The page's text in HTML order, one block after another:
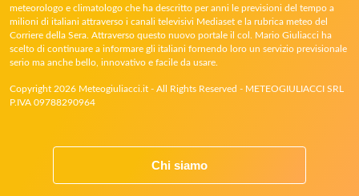
meteorologo e climatologo che ha descritto per anni le previsioni del tempo a
milioni di italiani attraverso i canali televisivi Mediaset e la rubrica meteo del
Corriere della Sera. Attraverso questo nuovo portale il col. Mario Giuliacci ha
scelto di continuare a informare gli italiani fornendo loro un servizio previsionale
serio ma anche bello, innovativo e facile da usare.
Copyright 2026 Meteogiuliacci.it - All Rights Reserved - METEOGIULIACCI SRL
P.IVA 09788290964
Chi siamo